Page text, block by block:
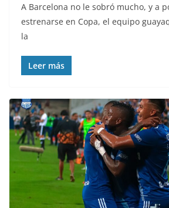
A Barcelona no le sobró mucho, y a
estrenarse en Copa, el equipo
la
Leer más